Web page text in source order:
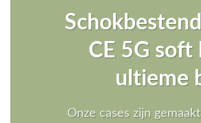
CE 5G soft
ultieme
Onze cases zijn